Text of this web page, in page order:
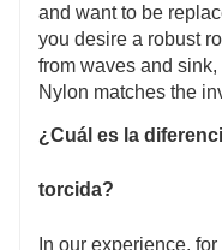
and want to be
you desire a robust
from waves and
Nylon matches the
¿Cuál es la
torcida?
In our experience,